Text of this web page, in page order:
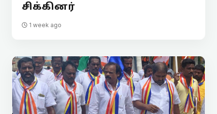
சிக்கினர்
1 week ago